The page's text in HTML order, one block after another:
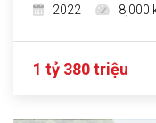
2022
8,000
1 tỷ 380 triệu